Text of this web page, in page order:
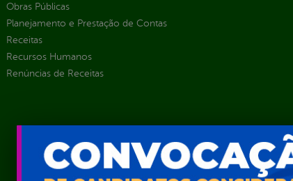
Obras Públicas
Planejamento e Prestação de Contas
Receitas
Recursos Humanos
Renúncias de Receitas